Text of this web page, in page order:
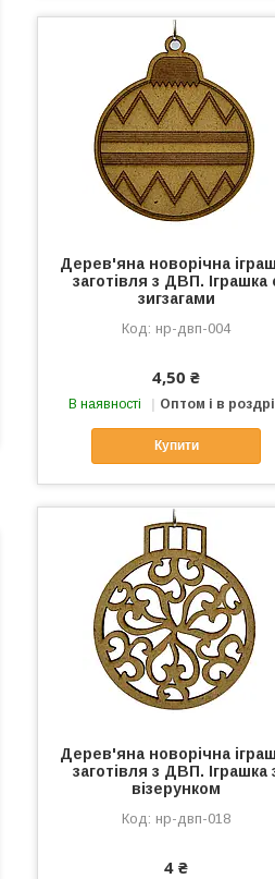
Дерев'яна новорічна
заготівля з ДВП. Іграшка
зигзагами
нр-двп-004
4,50 ₴
В наявності Оптом і в
Купити
Дерев'яна новорічна
заготівля з ДВП. Іграшка
візерунком
нр-двп-018
4 ₴